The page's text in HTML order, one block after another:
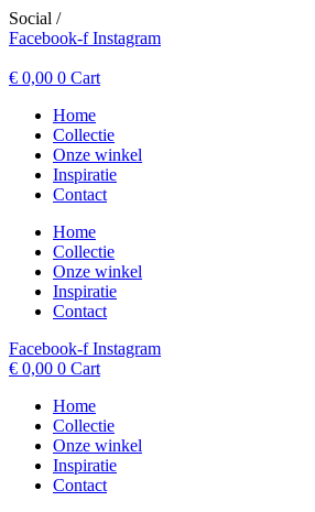
Spring
naar
inhoud
Social /
Facebook-f Instagram
€ 0,00 0 Cart
Home
Collectie
Onze winkel
Inspiratie
Contact
Home
Collectie
Onze winkel
Inspiratie
Contact
Facebook-f Instagram
€ 0,00 0 Cart
Home
Collectie
Onze winkel
Inspiratie
Contact